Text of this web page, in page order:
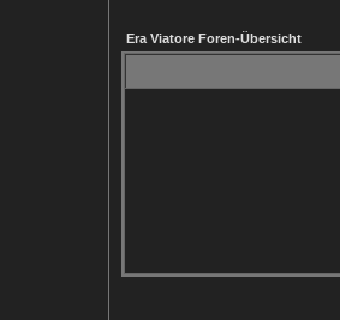
Era Viatore Foren-Übersicht